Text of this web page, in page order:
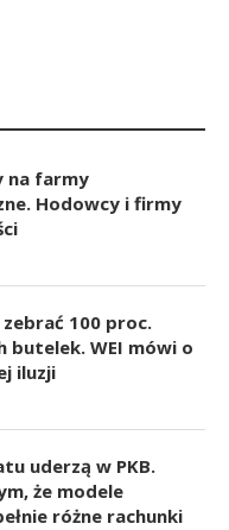
na farmy
Hodowcy i firmy
zebrać 100 proc.
butelek. WEI mówi o
iluzji
uderzą w PKB.
że modele
różne rachunki